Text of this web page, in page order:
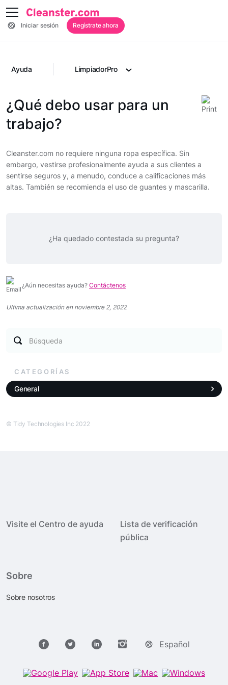
Iniciar sesión Regístrate ahora
Ayuda LimpiadorPro
Búsqueda
CATEGORÍAS
General
¿Qué debo usar para un
trabajo?
Cleanster.com no requiere ninguna ropa específica. Sin
embargo, vestirse profesionalmente ayuda a sus clientes a
sentirse seguros y, a menudo, conduce a calificaciones más
altas. También se recomienda el uso de guantes y mascarilla.
¿Ha quedado contestada su pregunta?
¿Aún necesitas ayuda? Contáctenos
Ultima actualización en noviembre 2, 2022
© Tidy Technologies Inc 2022
Visite el Centro de ayuda
Lista de verificación
pública
Sobre
Sobre nosotros
Español